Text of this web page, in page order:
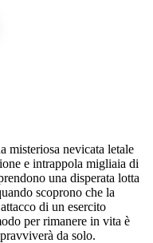
misteriosa nevicata letale
e intrappola migliaia di
una disperata lotta
scoprono che la
di un esercito
per rimanere in vita è
da solo.